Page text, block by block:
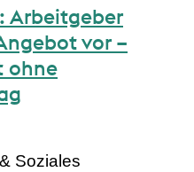
Arbeitgeber
vor –
ohne
Soziales